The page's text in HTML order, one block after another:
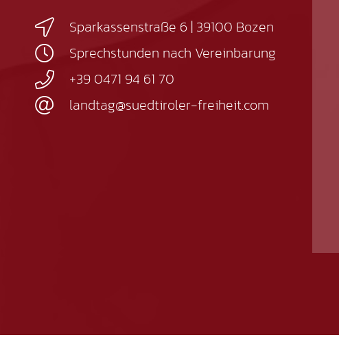
Sparkassenstraße 6 | 39100 Bozen
Sprechstunden nach Vereinbarung
+39 0471 94 61 70
landtag@suedtiroler-freiheit.com